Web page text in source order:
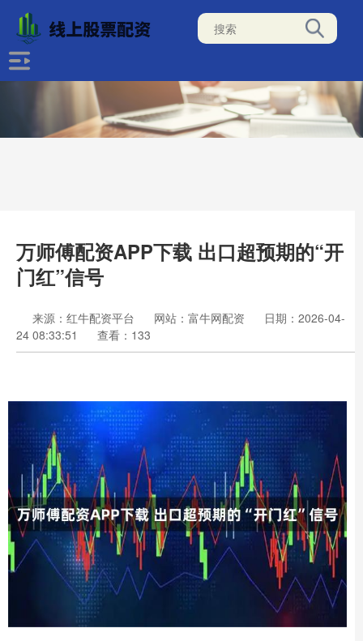
万师傅配资APP下载 出口超预期的“开
门红”信号
来源：红牛配资平台 网站：富牛网配资
日期：2026-04-
24 08:33:51
查看：133